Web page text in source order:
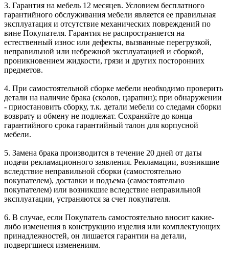
3. Гарантия на мебель 12 месяцев. Условием бесплатного
гарантийного обслуживания мебели является ее правильная
эксплуатация и отсутствие механических повреждений по
вине Покупателя. Гарантия не распространяется на
естественный износ или дефекты, вызванные перегрузкой,
неправильной или небрежной эксплуатацией и сборкой,
проникновением жидкости, грязи и других посторонних
предметов.
4. При самостоятельной сборке мебели необходимо проверить
детали на наличие брака (сколов, царапин); при обнаружении
- приостановить сборку, т.к. детали мебели со следами сборки
возврату и обмену не подлежат. Сохраняйте до конца
гарантийного срока гарантийный талон для корпусной
мебели.
5. Замена брака производится в течение 20 дней от даты
подачи рекламационного заявления. Рекламации, возникшие
вследствие неправильной сборки (самостоятельно
покупателем), доставки и подъема (самостоятельно
покупателем) или возникшие вследствие неправильной
эксплуатации, устраняются за счет покупателя.
6. В случае, если Покупатель самостоятельно вносит какие-
либо изменения в конструкцию изделия или комплектующих
принадлежностей, он лишается гарантии на детали,
подвергшиеся изменениям.